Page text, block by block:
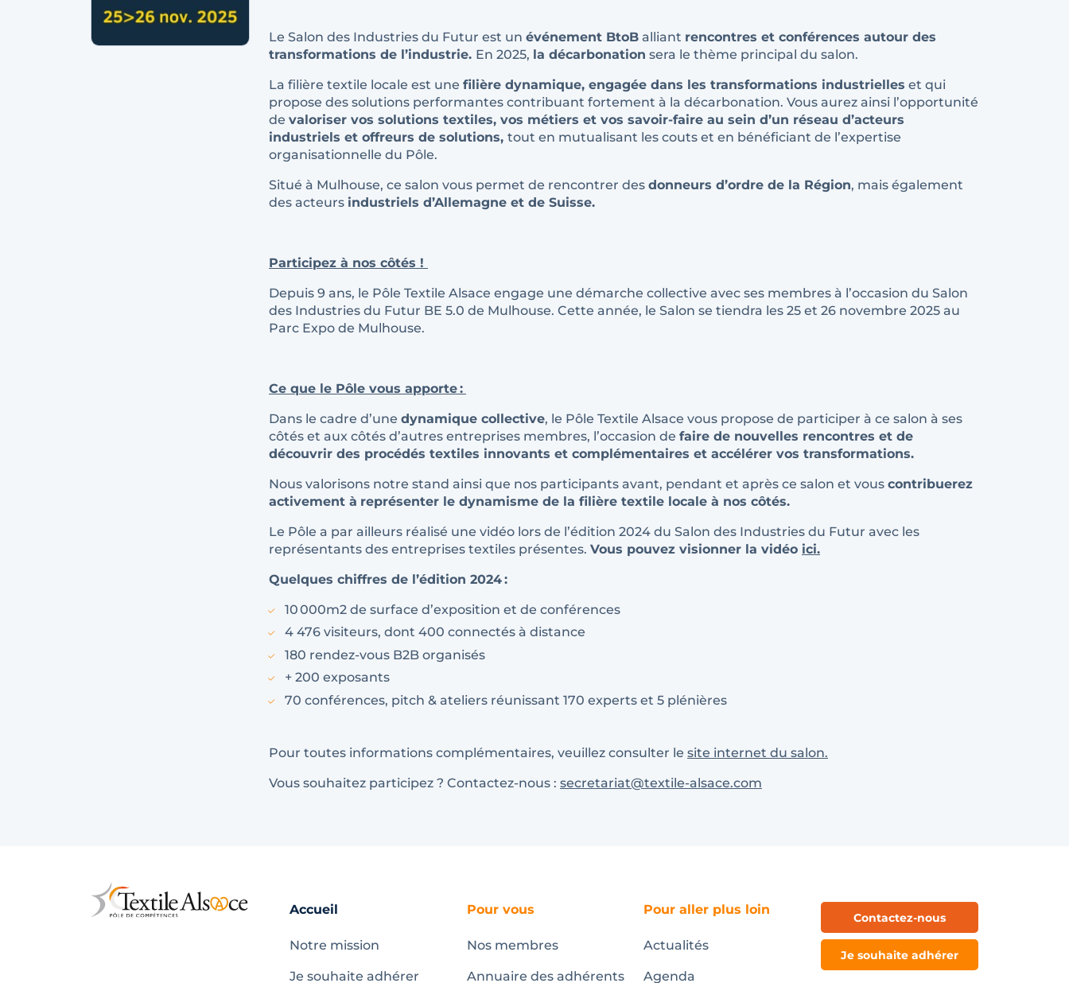
Le Salon des Industries du Futur est un événement BtoB alliant rencontres et conférences autour des
transformations de l’industrie. En 2025, la décarbonation sera le thème principal du salon.
La filière textile locale est une filière dynamique, engagée dans les transformations industrielles et qui
propose des solutions performantes contribuant fortement à la décarbonation. Vous aurez ainsi l’opportunité
de valoriser vos solutions textiles, vos métiers et vos savoir-faire au sein d’un réseau d’acteurs
industriels et offreurs de solutions, tout en mutualisant les couts et en bénéficiant de l’expertise
organisationnelle du Pôle.
Situé à Mulhouse, ce salon vous permet de rencontrer des donneurs d’ordre de la Région, mais également
des acteurs industriels d’Allemagne et de Suisse.
Participez à nos côtés !
Depuis 9 ans, le Pôle Textile Alsace engage une démarche collective avec ses membres à l’occasion du Salon
des Industries du Futur BE 5.0 de Mulhouse. Cette année, le Salon se tiendra les 25 et 26 novembre 2025 au
Parc Expo de Mulhouse.
Ce que le Pôle vous apporte :
Dans le cadre d’une dynamique collective, le Pôle Textile Alsace vous propose de participer à ce salon à ses
côtés et aux côtés d’autres entreprises membres, l’occasion de faire de nouvelles rencontres et de
découvrir des procédés textiles innovants et complémentaires et accélérer vos transformations.
Nous valorisons notre stand ainsi que nos participants avant, pendant et après ce salon et vous contribuerez
activement à représenter le dynamisme de la filière textile locale à nos côtés.
Le Pôle a par ailleurs réalisé une vidéo lors de l’édition 2024 du Salon des Industries du Futur avec les
représentants des entreprises textiles présentes. Vous pouvez visionner la vidéo ici.
Quelques chiffres de l’édition 2024 :
10 000m2 de surface d’exposition et de conférences
4 476 visiteurs, dont 400 connectés à distance
180 rendez-vous B2B organisés
+ 200 exposants
70 conférences, pitch & ateliers réunissant 170 experts et 5 plénières
Pour toutes informations complémentaires, veuillez consulter le site internet du salon.
Vous souhaitez participez ? Contactez-nous : secretariat@textile-alsace.com
Accueil
Notre mission
Je souhaite adhérer
Pour vous
Nos membres
Annuaire des adhérents
Pour aller plus loin
Actualités
Agenda
Contactez-nous
Je souhaite adhérer